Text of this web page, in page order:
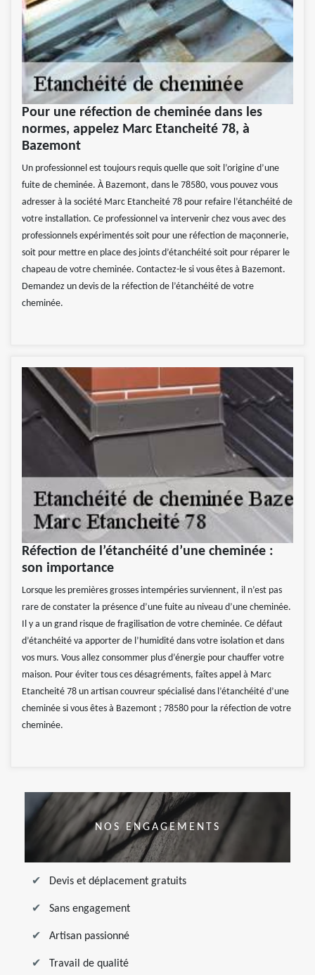
Pour une réfection de cheminée dans les
normes, appelez Marc Etancheité 78, à
Bazemont
Un professionnel est toujours requis quelle que soit l’origine d’une
fuite de cheminée. À Bazemont, dans le 78580, vous pouvez vous
adresser à la société Marc Etancheité 78 pour refaire l’étanchéité de
votre installation. Ce professionnel va intervenir chez vous avec des
professionnels expérimentés soit pour une réfection de maçonnerie,
soit pour mettre en place des joints d’étanchéité soit pour réparer le
chapeau de votre cheminée. Contactez-le si vous êtes à Bazemont.
Demandez un devis de la réfection de l’étanchéité de votre
cheminée.
Réfection de l’étanchéité d’une cheminée :
son importance
Lorsque les premières grosses intempéries surviennent, il n’est pas
rare de constater la présence d’une fuite au niveau d’une cheminée.
Il y a un grand risque de fragilisation de votre cheminée. Ce défaut
d’étanchéité va apporter de l’humidité dans votre isolation et dans
vos murs. Vous allez consommer plus d’énergie pour chauffer votre
maison. Pour éviter tous ces désagréments, faîtes appel à Marc
Etancheité 78 un artisan couvreur spécialisé dans l’étanchéité d’une
cheminée si vous êtes à Bazemont ; 78580 pour la réfection de votre
cheminée.
NOS ENGAGEMENTS
Devis et déplacement gratuits
Sans engagement
Artisan passionné
Travail de qualité